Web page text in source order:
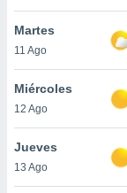
Martes
11 Ago
Miércoles
12 Ago
Jueves
13 Ago